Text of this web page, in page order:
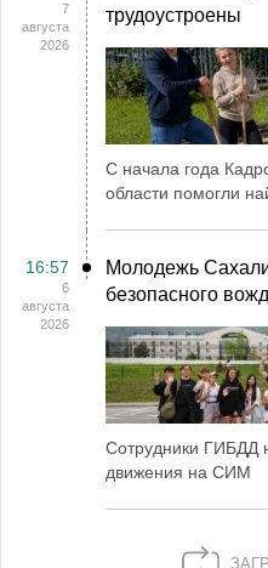
7
августа
2026
трудоустроены
С начала года
области помогли
16:57
6
августа
2026
Молодежь
безопасного
Сотрудники ГИБДД
движения на СИМ